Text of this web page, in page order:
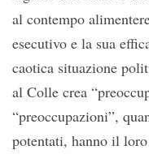
al contempo
esecutivo e la sua
caotica situazione
al Colle crea
“preoccupazioni”,
potentati, hanno il loro